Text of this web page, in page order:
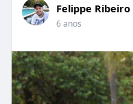
Felippe Ribeiro
6 anos